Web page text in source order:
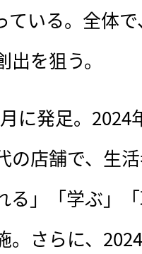
ている。全体
を狙う。
に発足。2024
の店舗で、生
る」「学ぶ」
。さらに、